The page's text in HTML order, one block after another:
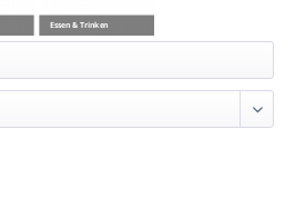
Essen & Trinken